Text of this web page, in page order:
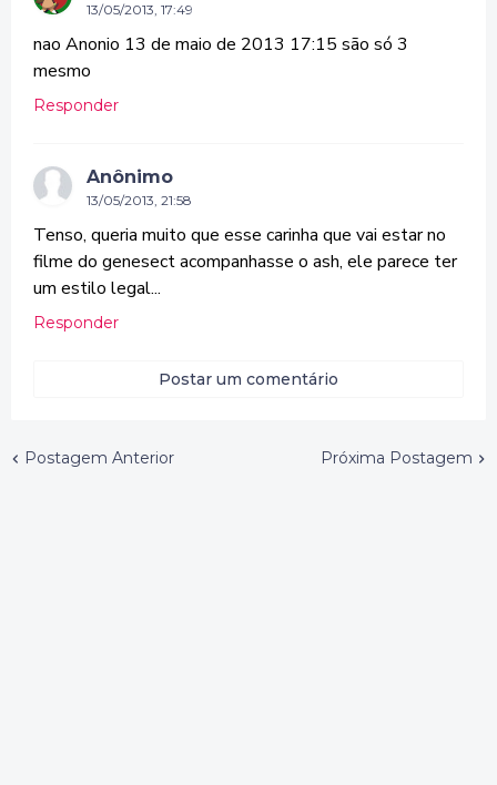
13/05/2013, 17:49
nao Anonio 13 de maio de 2013 17:15 são só 3
mesmo
Responder
Anônimo
13/05/2013, 21:58
Tenso, queria muito que esse carinha que vai estar no
filme do genesect acompanhasse o ash, ele parece ter
um estilo legal...
Responder
Postar um comentário
Postagem Anterior Próxima Postagem